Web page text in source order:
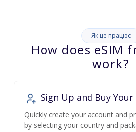
Як це працює
How does eSIM
work?
Sign Up and Buy Your
Quickly create your account and
by selecting your country and